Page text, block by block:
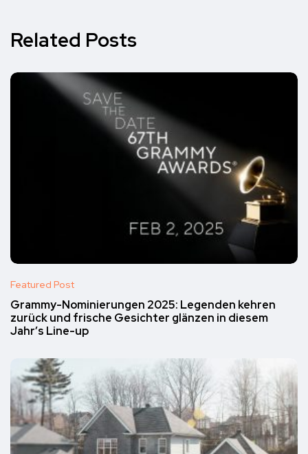
Related Posts
Featured Post
Grammy-Nominierungen 2025: Legenden kehren
zurück und frische Gesichter glänzen in diesem
Jahr’s Line-up